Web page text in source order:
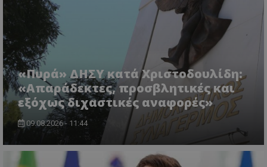
«Πυρά» ΔΗΣΥ κατά Χριστοδουλίδη:
«Απαράδεκτες, προσβλητικές και
εξόχως διχαστικές αναφορές»
09.08.2026 - 11:44
VISITOR_PRIVACY_METADATA